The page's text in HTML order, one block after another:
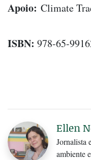
Apoio: Climate
ISBN: 978-65-
Ellen
Jornalista
ambiente